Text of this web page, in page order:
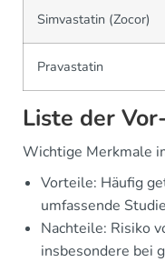
Simvastatin (Zocor)
Pravastatin
Liste der
Wichtige Merkmale
Vorteile: Häufig
umfassende
Nachteile: Risiko
insbesondere bei